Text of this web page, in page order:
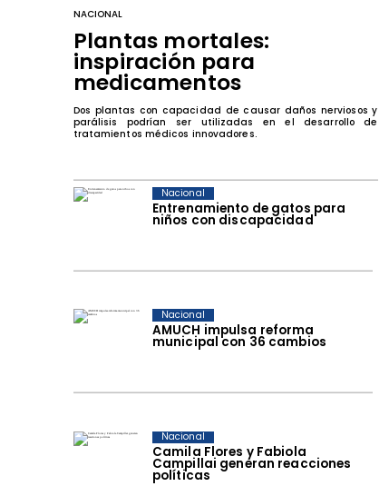
Entrenamiento de gatos para
niños con discapacidad
Nacional
AMUCH impulsa reforma
municipal con 36 cambios
Nacional
Camila Flores y Fabiola
Campillai generan reacciones
políticas
Nacional
NACIONAL
Plantas mortales:
inspiración para
medicamentos
Dos plantas con capacidad de causar daños nerviosos y
parálisis podrían ser utilizadas en el desarrollo de
tratamientos médicos innovadores.